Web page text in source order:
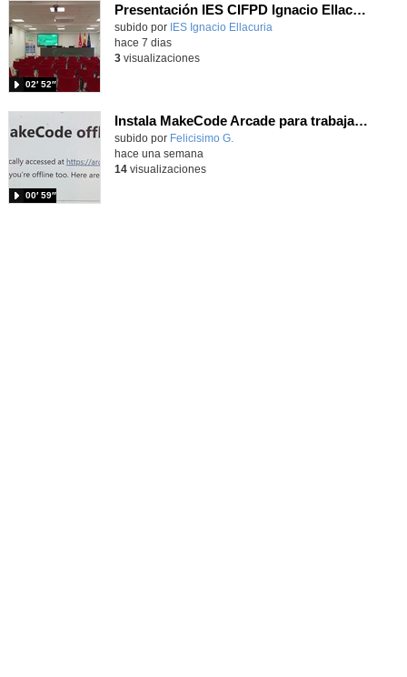
Presentación IES CIFPD Ignacio Ellacuría
Contenido educativo.
subido por IES Ignacio Ellacuria
02′ 52″
hace 7 dias
3visualizaciones
Instala MakeCode Arcade para trabajar offline en tu tablet, ordenador, Chromebook
Contenido educativo.
subido por Felicisimo G.
00′ 59″
hace una semana
14visualizaciones